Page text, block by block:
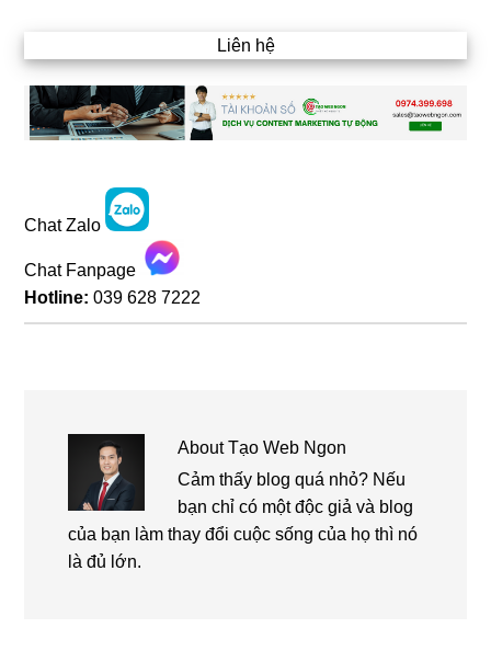
Liên hệ
Chat Zalo
Chat Fanpage
Hotline: 039 628 7222
AboutTạo Web Ngon
Cảm thấy blog quá nhỏ? Nếu
bạn chỉ có một độc giả và blog
của bạn làm thay đổi cuộc sống của họ thì nó
là đủ lớn.